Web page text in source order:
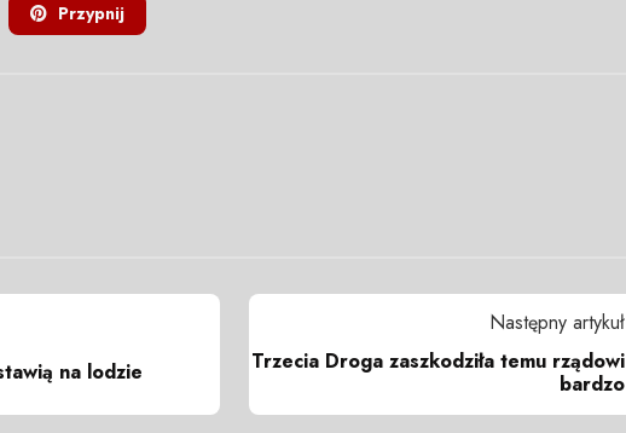
Przypnij
na lodzie
Następny artykuł
Trzecia Droga zaszkodziła temu rządowi
bardzo